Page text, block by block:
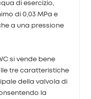
di esercizio,
di 0,03 MPa e
a una pressione
si vende bene
tre caratteristiche
della valvola di
la